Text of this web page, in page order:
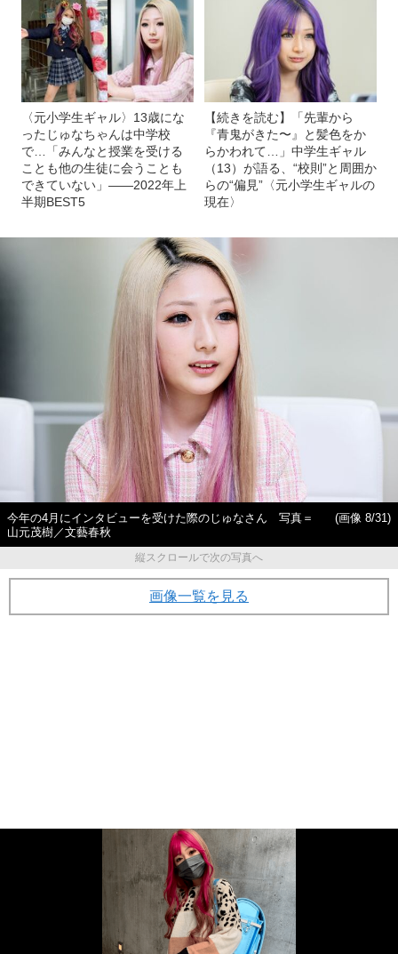
〈元小学生ギャル〉13歳にな
ったじゅなちゃんは中学校
で…「みんなと授業を受ける
ことも他の生徒に会うことも
できていない」――2022年上
半期BEST5
【続きを読む】「先輩から
『青鬼がきた〜』と髪色をか
らかわれて…」中学生ギャル
（13）が語る、“校則”と周囲か
らの“偏見”〈元小学生ギャルの
現在〉
今年の4月にインタビューを受けた際のじゅなさん 写真＝
山元茂樹／文藝春秋
(画像 8/31)
縦スクロールで次の写真へ
画像一覧を見る